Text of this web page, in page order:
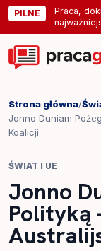
PILNE
Praca,
Strona główna/
Jonno Duniam
Koalicji
ŚWIAT I UE
Jonno
Polityką